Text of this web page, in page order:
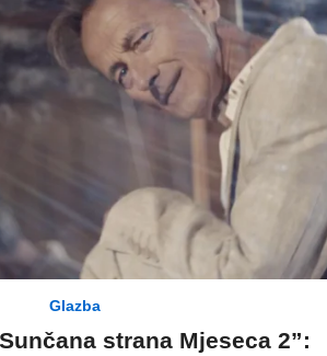
Glazba
strana Mjeseca 2”: